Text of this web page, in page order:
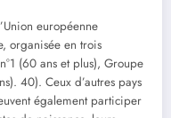
européenne
organisée en trois
(60 ans et plus), Groupe
40). Ceux d’autres pays
également participer